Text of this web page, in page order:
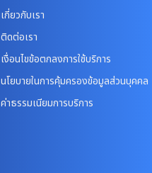
เกี่ยวกับเรา
ติดต่อเรา
เงื่อนไขข้อตกลงการใช้บริการ
นโยบายในการคุ้มครองข้อมูลส่วนบุคคล
ค่าธรรมเนียมการบริการ